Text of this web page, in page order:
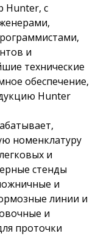
Hunter, с
и
технические
обеспечение,
Hunter
номенклатуру
и
стенды
и
линии и
и
проточки